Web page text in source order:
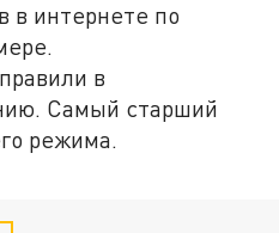
в интернете по
в
Самый старший
режима.